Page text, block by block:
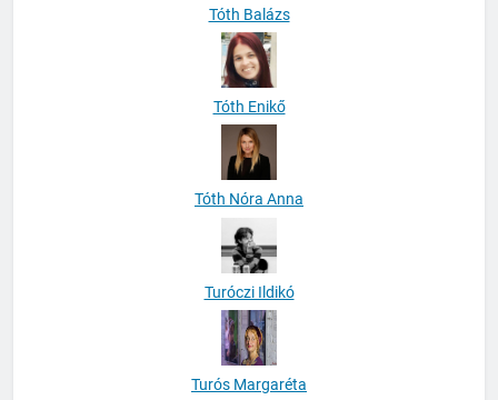
Tóth Enikő
Tóth Nóra Anna
Turóczi Ildikó
Turós Margaréta